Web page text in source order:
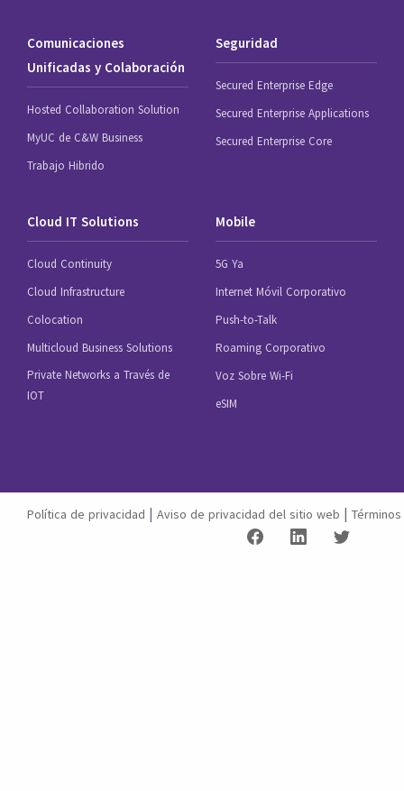
Comunicaciones
Unificadas y Colaboración
Hosted Collaboration Solution
MyUC de C&W Business
Trabajo Hibrido
Seguridad
Secured Enterprise Edge
Secured Enterprise Applications
Secured Enterprise Core
Cloud IT Solutions
Cloud Continuity
Cloud Infrastructure
Colocation
Multicloud Business Solutions
Private Networks a Través de
IOT
Mobile
5G Ya
Internet Móvil Corporativo
Push-to-Talk
Roaming Corporativo
Voz Sobre Wi-Fi
eSIM
Política de privacidad | Aviso de privacidad del sitio web |